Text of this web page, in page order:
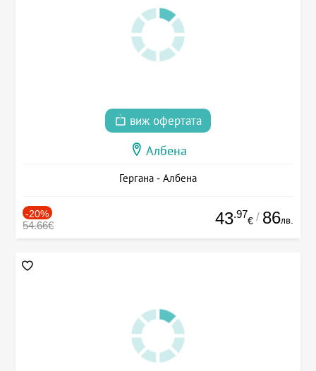
виж офертата
Албена
Гергана - Албена
-20%
54.66€ 43.97
€ / 86лв.